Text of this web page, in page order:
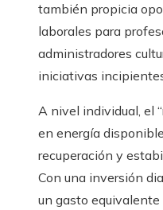
también propicia
laborales para
administradores
iniciativas
A nivel individual, el
en energía
recuperación y
Con una inversión
un gasto equivalente